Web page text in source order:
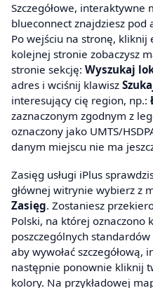
Szczegółowe, interaktywne
blueconnect znajdziesz pod
Po wejściu na stronę, kliknij
kolejnej stronie zobaczysz
stronie sekcję: Wyszukaj
adres i wciśnij klawisz
interesujący cię region, np.:
zaznaczonym zgodnym z
oznaczony jako UMTS/
danym miejscu nie ma
Zasięg usługi iPlus
głównej witrynie wybierz z
Zasięg. Zostaniesz
Polski, na której oznaczono
poszczególnych
aby wywołać
następnie ponownie kliknij
kolory. Na przykładowej